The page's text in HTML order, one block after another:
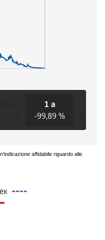
1 a
-99,89 %
affidabile riguardo alle